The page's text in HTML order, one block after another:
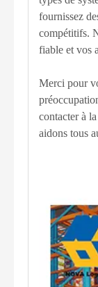
fournissez
compétitifs.
fiable et vos
Merci pour
contacter à
aidons tous